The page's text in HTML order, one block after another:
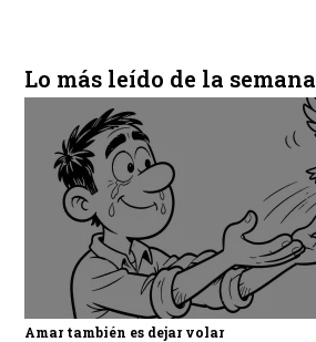
Lo más leído de la semana
Amar también es dejar volar